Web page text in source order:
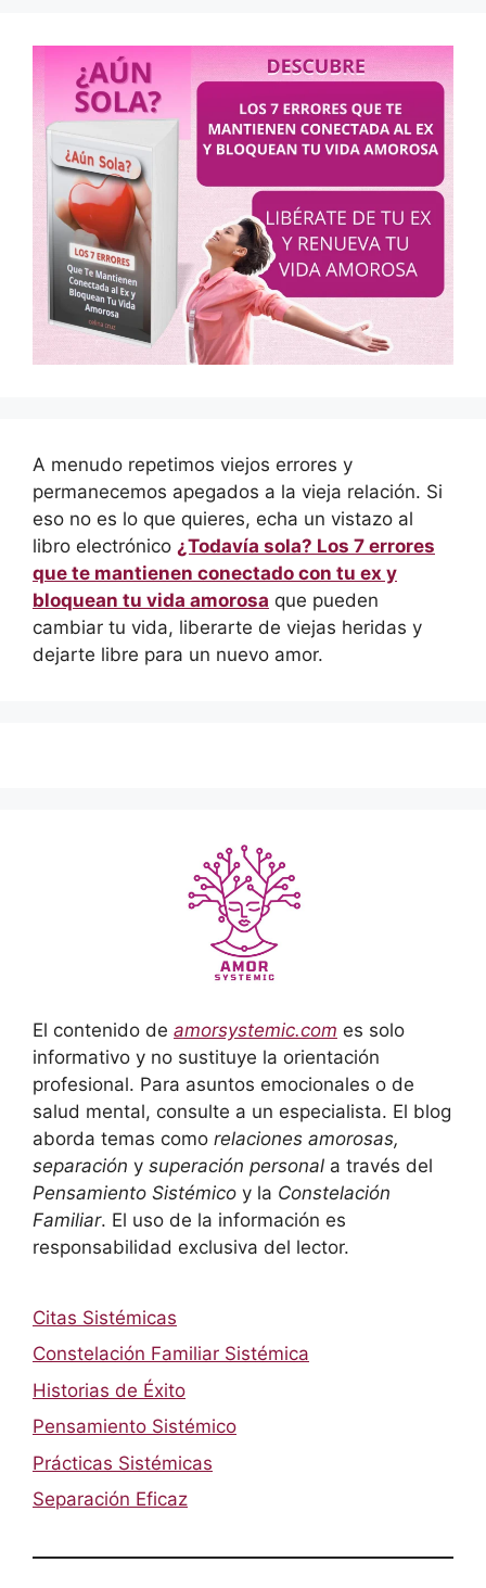
A menudo repetimos viejos errores y
permanecemos apegados a la vieja relación. Si
eso no es lo que quieres, echa un vistazo al
libro electrónico ¿Todavía sola? Los 7 errores
que te mantienen conectado con tu ex y
bloquean tu vida amorosa que pueden
cambiar tu vida, liberarte de viejas heridas y
dejarte libre para un nuevo amor.
El contenido de amorsystemic.com es solo
informativo y no sustituye la orientación
profesional. Para asuntos emocionales o de
salud mental, consulte a un especialista. El blog
aborda temas como relaciones amorosas,
separación y superación personal a través del
Pensamiento Sistémico y la Constelación
Familiar. El uso de la información es
responsabilidad exclusiva del lector.
Citas Sistémicas
Constelación Familiar Sistémica
Historias de Éxito
Pensamiento Sistémico
Prácticas Sistémicas
Separación Eficaz